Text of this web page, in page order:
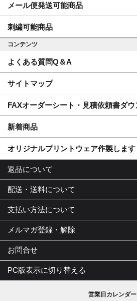
メール便発送可能商品
刺繍可能商品
コンテンツ
よくある質問Q＆A
サイトマップ
FAXオーダーシート・見積依頼書ダウ
新着商品
オリジナルプリントウェア作製します
返品について
配送・送料について
支払い方法について
メルマガ登録・解除
お問合せ
PC版表示に切り替える
営業日カレンダー